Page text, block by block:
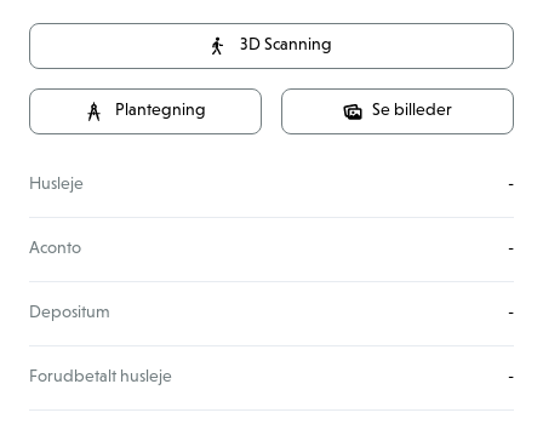
3D Scanning
Plantegning Se billeder
Husleje -
Aconto -
Depositum -
Forudbetalt husleje -